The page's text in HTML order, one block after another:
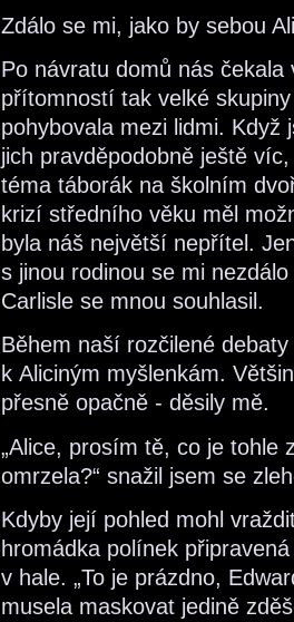
Zdálo se mi, jako by sebou
Po návratu domů nás
přítomností tak velké
pohybovala mezi lidmi. Když
jich pravděpodobně ještě
téma táborák na školním
krizí středního věku měl
byla náš největší nepřítel.
s jinou rodinou se mi
Carlisle se mnou souhlasil.
Během naší rozčilené
k Aliciným myšlenkám.
přesně opačně - děsily mě.
„Alice, prosím tě, co je tohle
omrzela?“ snažil jsem se
Kdyby její pohled mohl
hromádka polínek
v hale. „To je prázdno,
musela maskovat jedině